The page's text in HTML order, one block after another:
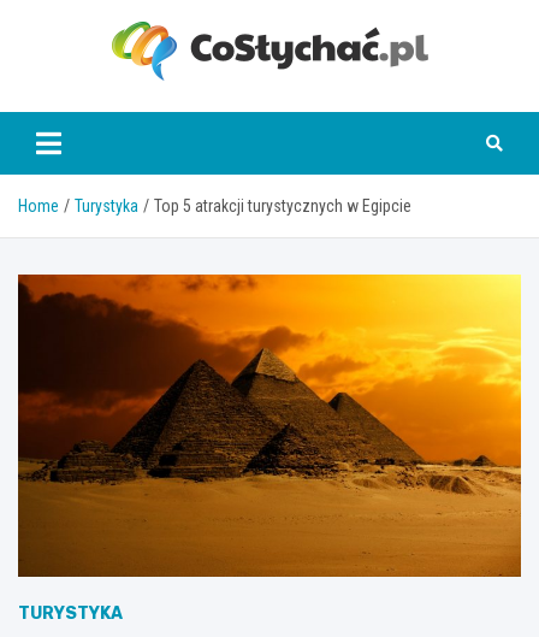
coslychac.pl
Home Turystyka Top 5 atrakcji turystycznych w Egipcie
TURYSTYKA